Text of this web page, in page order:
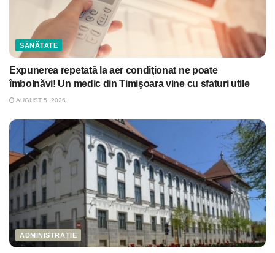
SĂNĂTATE
Expunerea repetată la aer condiţionat ne poate
îmbolnăvi! Un medic din Timişoara vine cu sfaturi utile
AUGUST 5, 2026
ADMINISTRAȚIE